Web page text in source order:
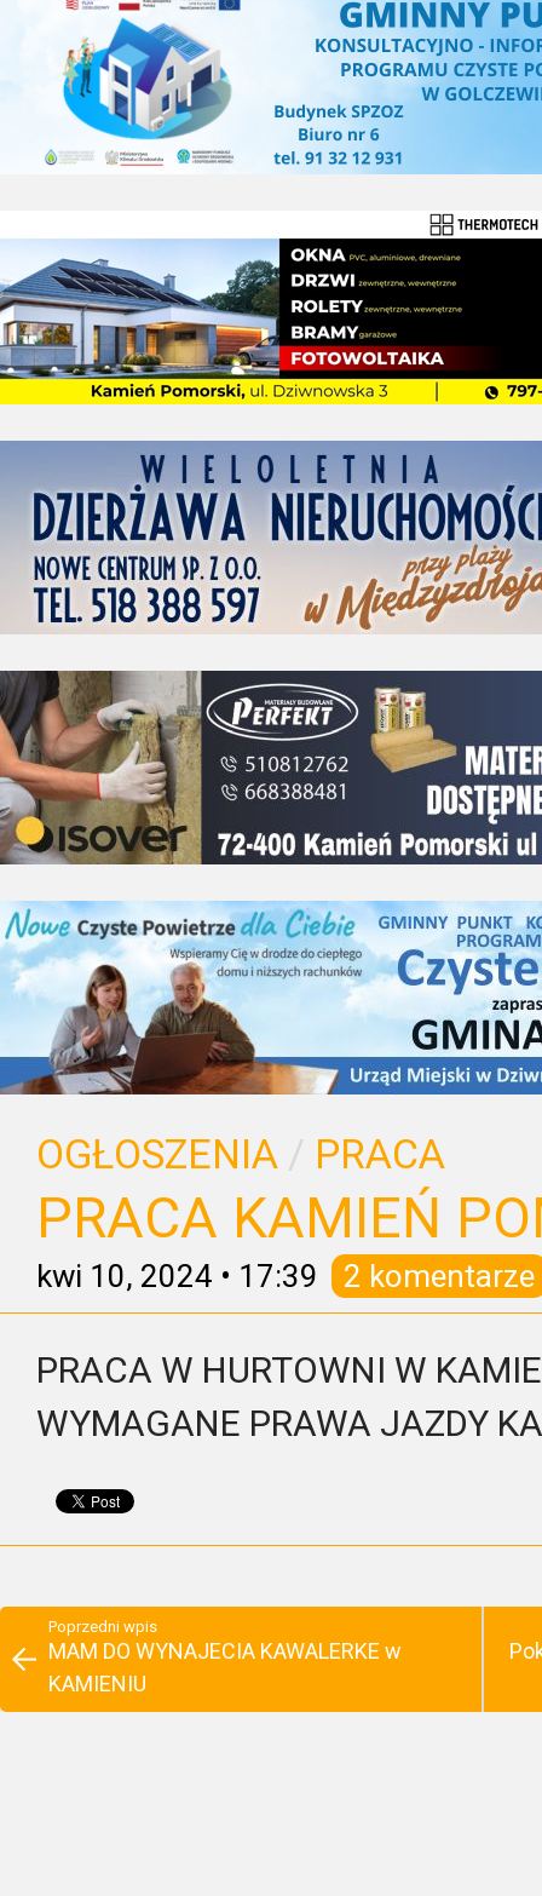
OGŁOSZENIA / PRACA
PRACA KAMIEŃ
kwi 10, 2024 • 17:39 2 komentarze
PRACA W HURTOWNI W
WYMAGANE PRAWA JAZDY
Poprzedni wpis
MAM DO WYNAJECIA KAWALERKE w
KAMIENIU